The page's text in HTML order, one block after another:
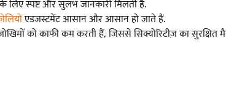
के लिए स्पष्ट और सुलभ जानकारी मिलती है.
एडजस्टमेंट आसान और आसान हो जाते हैं.
को काफी कम करती हैं, जिससे सिक्योरिटीज़ का सुरक्षित